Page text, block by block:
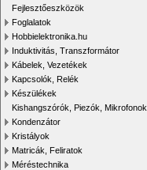
Fejlesztőeszközök
Foglalatok
Hobbielektronika.hu
Induktivitás, Transzformátor
Kábelek, Vezetékek
Kapcsolók, Relék
Készülékek
Kishangszórók, Piezók, Mikrofonok
Kondenzátor
Kristályok
Matricák, Feliratok
Méréstechnika